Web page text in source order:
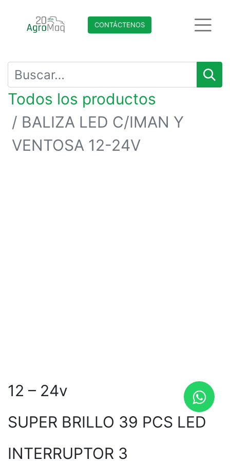
CONTÁCTENO​​​​S
Todos los productos
BALIZA LED C/IMAN Y
VENTOSA 12-24V
12 – 24v
SUPER BRILLO 39 PCS LED
INTERRUPTOR 3